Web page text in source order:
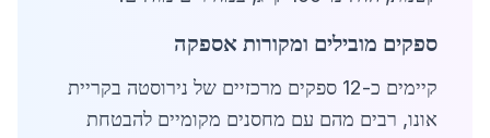
ספקים מובילים ומקורות אספקה
קיימים כ-12 ספקים מרכזיים של נירוסטה בקריית
אונו, רבים מהם עם מחסנים מקומיים להבטחת